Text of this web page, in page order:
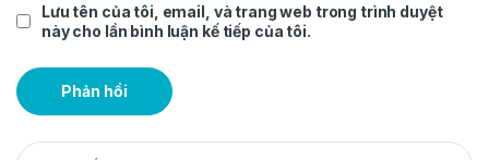
Lưu tên của tôi, email, và trang web trong trình duyệt
này cho lần bình luận kế tiếp của tôi.
Tìm kiếm cho: